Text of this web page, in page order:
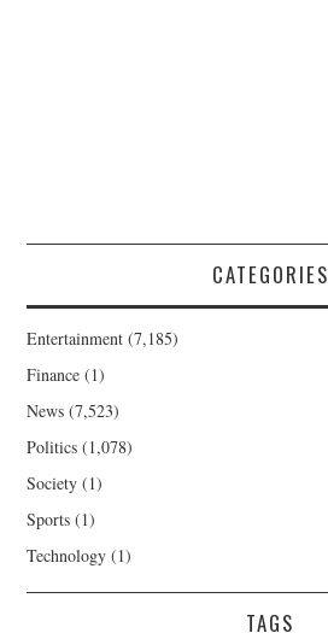
CATEGORIES
Entertainment (7,185)
Finance (1)
News (7,523)
Politics (1,078)
Society (1)
Sports (1)
Technology (1)
TAGS